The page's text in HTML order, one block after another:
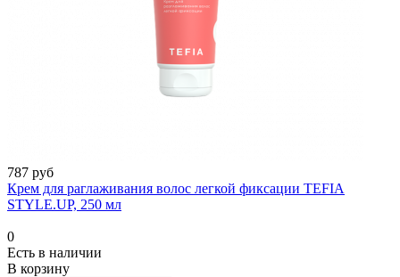
787 руб
Крем для раглаживания волос легкой фиксации TEFIA
STYLE.UP, 250 мл
0
Есть в наличии
В корзину